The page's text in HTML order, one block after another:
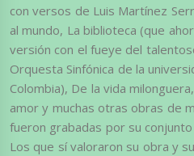
con versos de Luis Martínez
al mundo, La biblioteca (que
versión con el fueye del
Orquesta Sinfónica de la
Colombia), De la vida
amor y muchas otras obras de
fueron grabadas por su
Los que sí valoraron su obra y